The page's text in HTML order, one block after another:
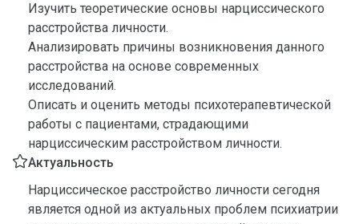
Изучить теоретические основы нарциссического
расстройства личности.
Анализировать причины возникновения данного
расстройства на основе современных
исследований.
Описать и оценить методы психотерапевтической
работы с пациентами, страдающими
нарциссическим расстройством личности.
Актуальность
Нарциссическое расстройство личности сегодня
является одной из актуальных проблем психиатрии